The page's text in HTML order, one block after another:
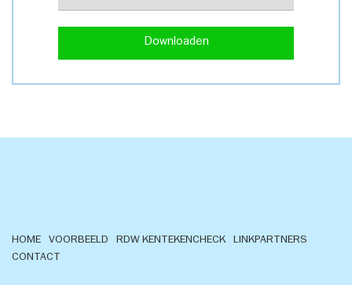
Downloaden
HOME VOORBEELD RDW KENTEKENCHECK
LINKPARTNERS
CONTACT